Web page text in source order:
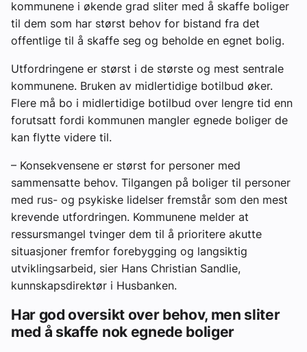
kommunene i økende grad sliter med å skaffe boliger
til dem som har størst behov for bistand fra det
offentlige til å skaffe seg og beholde en egnet bolig.
Utfordringene er størst i de største og mest sentrale
kommunene. Bruken av midlertidige botilbud øker.
Flere må bo i midlertidige botilbud over lengre tid enn
forutsatt fordi kommunen mangler egnede boliger de
kan flytte videre til.
– Konsekvensene er størst for personer med
sammensatte behov. Tilgangen på boliger til personer
med rus- og psykiske lidelser fremstår som den mest
krevende utfordringen. Kommunene melder at
ressursmangel tvinger dem til å prioritere akutte
situasjoner fremfor forebygging og langsiktig
utviklingsarbeid, sier Hans Christian Sandlie,
kunnskapsdirektør i Husbanken.
Har god oversikt over behov, men sliter
med å skaffe nok egnede boliger